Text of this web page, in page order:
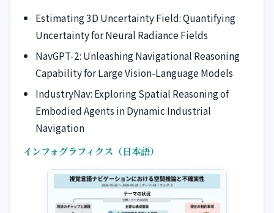
Estimating 3D Uncertainty Field: Quantifying
Uncertainty for Neural Radiance Fields
NavGPT-2: Unleashing Navigational Reasoning
Capability for Large Vision-Language Models
IndustryNav: Exploring Spatial Reasoning of
Embodied Agents in Dynamic Industrial
Navigation
インフォグラフィクス（日本語）